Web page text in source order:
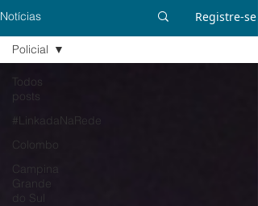
Notícias Registre-se
Todos
posts
#LinkadaNaRede
Colombo
Campina
Grande
do Sul
Policial